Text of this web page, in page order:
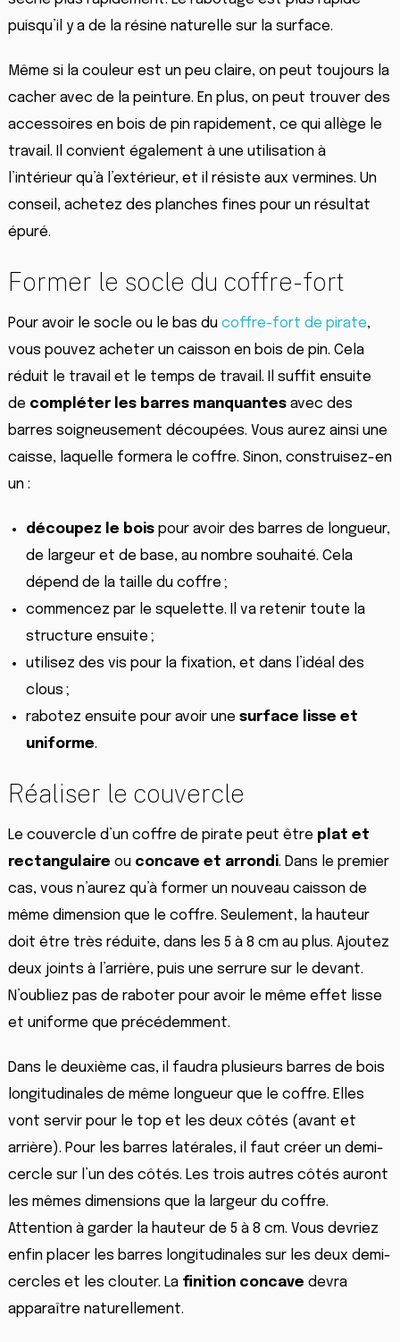
puisqu’il y a de la résine naturelle sur la surface.
Même si la couleur est un peu claire, on peut toujours la
cacher avec de la peinture. En plus, on peut trouver des
accessoires en bois de pin rapidement, ce qui allège le
travail. Il convient également à une utilisation à
l’intérieur qu’à l’extérieur, et il résiste aux vermines. Un
conseil, achetez des planches fines pour un résultat
épuré.
Former le socle du coffre-fort
Pour avoir le socle ou le bas du coffre-fort de pirate,
vous pouvez acheter un caisson en bois de pin. Cela
réduit le travail et le temps de travail. Il suffit ensuite
de compléter les barres manquantesavec des
barres soigneusement découpées. Vous aurez ainsi une
caisse, laquelle formera le coffre. Sinon, construisez-en
un :
découpez le boispour avoir des barres de longueur,
de largeur et de base, au nombre souhaité. Cela
dépend de la taille du coffre ;
commencez par le squelette. Il va retenir toute la
structure ensuite ;
utilisez des vis pour la fixation, et dans l’idéal des
clous ;
rabotez ensuite pour avoir une surface lisse et
uniforme.
Réaliser le couvercle
Le couvercle d’un coffre de pirate peut être plat et
rectangulaire ou concave et arrondi. Dans le premier
cas, vous n’aurez qu’à former un nouveau caisson de
même dimension que le coffre. Seulement, la hauteur
doit être très réduite, dans les 5 à 8 cm au plus. Ajoutez
deux joints à l’arrière, puis une serrure sur le devant.
N’oubliez pas de raboter pour avoir le même effet lisse
et uniforme que précédemment.
Dans le deuxième cas, il faudra plusieurs barres de bois
longitudinales de même longueur que le coffre. Elles
vont servir pour le top et les deux côtés (avant et
arrière). Pour les barres latérales, il faut créer un demi-
cercle sur l’un des côtés. Les trois autres côtés auront
les mêmes dimensions que la largeur du coffre.
Attention à garder la hauteur de 5 à 8 cm. Vous devriez
enfin placer les barres longitudinales sur les deux demi-
cercles et les clouter. La finition concave devra
apparaître naturellement.